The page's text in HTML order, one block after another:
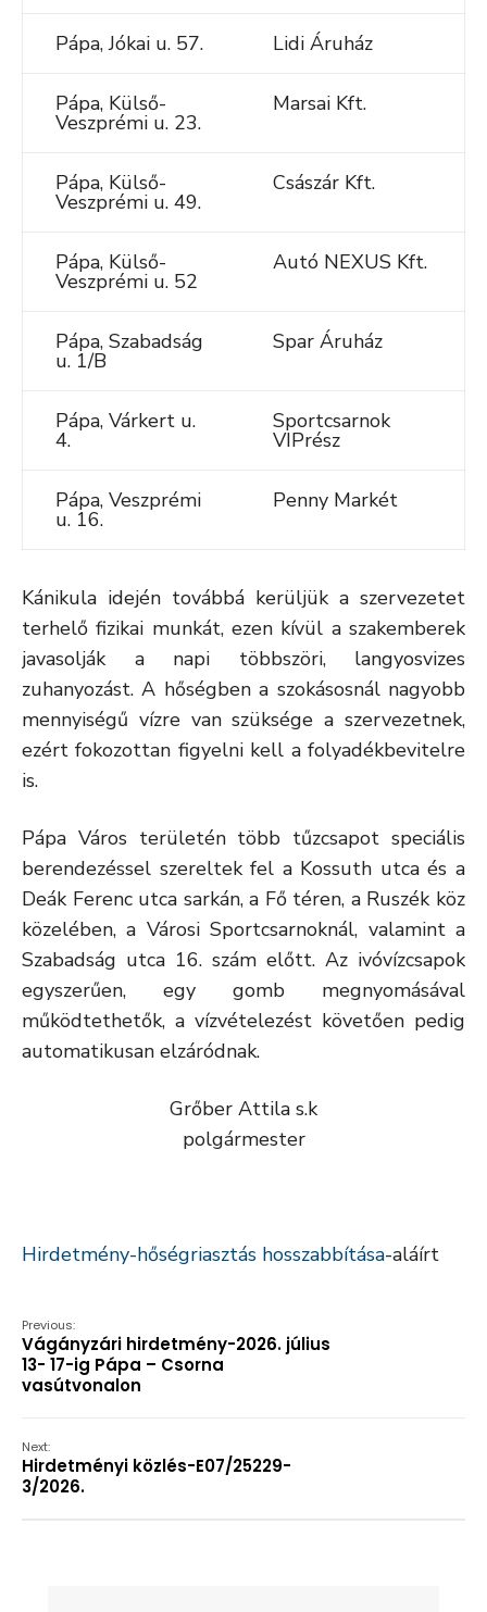
Pápa, Jókai u. 57. Lidi Áruház
Pápa, Külső-
Veszprémi u. 23.
Marsai Kft.
Pápa, Külső-
Veszprémi u. 49.
Császár Kft.
Pápa, Külső-
Veszprémi u. 52
Autó NEXUS Kft.
Pápa, Szabadság
u. 1/B
Spar Áruház
Pápa, Várkert u.
4.
Sportcsarnok
VIPrész
Pápa, Veszprémi
u. 16.
Penny Markét
Kánikula idején továbbá kerüljük a szervezetet
terhelő fizikai munkát, ezen kívül a szakemberek
javasolják a napi többszöri, langyosvizes
zuhanyozást. A hőségben a szokásosnál nagyobb
mennyiségű vízre van szüksége a szervezetnek,
ezért fokozottan figyelni kell a folyadékbevitelre
is.
Pápa Város területén több tűzcsapot speciális
berendezéssel szereltek fel a Kossuth utca és a
Deák Ferenc utca sarkán, a Fő téren, a Ruszék köz
közelében, a Városi Sportcsarnoknál, valamint a
Szabadság utca 16. szám előtt. Az ivóvízcsapok
egyszerűen, egy gomb megnyomásával
működtethetők, a vízvételezést követően pedig
automatikusan elzáródnak.
Grőber Attila s.k
polgármester
Hirdetmény-hőségriasztás hosszabbítása-aláírt
Previous:
Vágányzári hirdetmény-2026. július
13- 17-ig Pápa – Csorna
vasútvonalon
Next:
Hirdetményi közlés-E07/25229-
3/2026.